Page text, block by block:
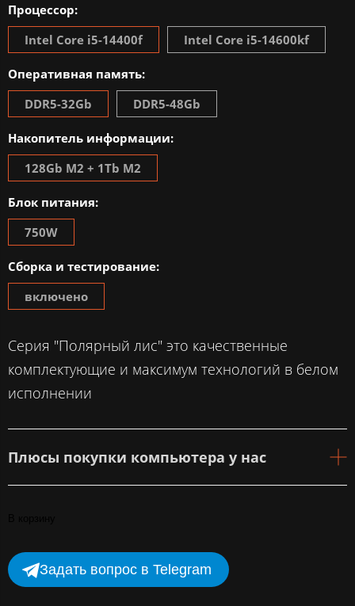
Процессор:
Intel Core i5-14400f
Intel Core i5-14600kf
Оперативная память:
DDR5-32Gb
DDR5-48Gb
Накопитель информации:
128Gb M2 + 1Tb M2
Блок питания:
750W
Сборка и тестирование:
включено
Серия "Полярный лис" это качественные
комплектующие и максимум технологий в белом
исполнении
Плюсы покупки компьютера у нас
Задать вопрос в Telegram